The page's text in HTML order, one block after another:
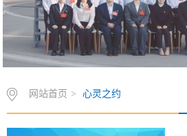
网站首页 > 心灵之约